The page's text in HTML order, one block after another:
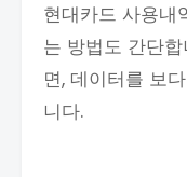
현대카드 사용내
는 방법도 간단
면, 데이터를 보
니다.